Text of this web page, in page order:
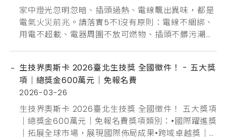
家中燈光忽明忽暗、插頭過熱、電線飄出異味，都是
電氣火災前兆。請落實5不1沒有原則：電線不綑綁、
用電不超載、電器周圍不放可燃物、插頭不髒污潮
生技界奧斯卡 2026臺北生技獎 全國徵件！ - 五大獎
項｜總獎金600萬元｜免報名費
2026-03-26
生技界奧斯卡 2026臺北生技獎 全國徵件！ 五大獎項
｜總獎金600萬元｜免報名費獎項類別：•國際躍進獎
｜拓展全球市場，展現國際佈局成果•跨域卓越獎｜